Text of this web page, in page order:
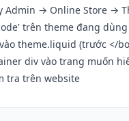
Admin → Online Store →
trên theme đang dùng
theme.liquid (trước </
div vào trang muốn
tra trên website